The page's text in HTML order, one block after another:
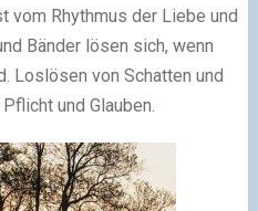
vom Rhythmus der Liebe und
Bänder lösen sich, wenn
Loslösen von Schatten und
und Glauben.